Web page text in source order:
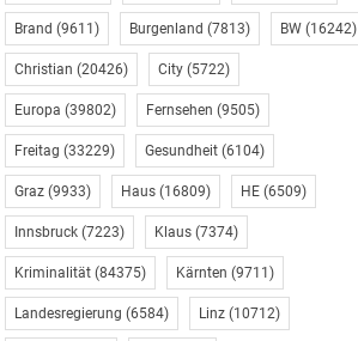
Brand (9611) Burgenland (7813) BW(16242)
Christian (20426) City(5722)
Europa (39802) Fernsehen (9505)
Freitag (33229) Gesundheit(6104)
Graz(9933) Haus(16809) HE(6509)
Innsbruck(7223) Klaus(7374)
Kriminalität(84375) Kärnten (9711)
Landesregierung (6584) Linz(10712)